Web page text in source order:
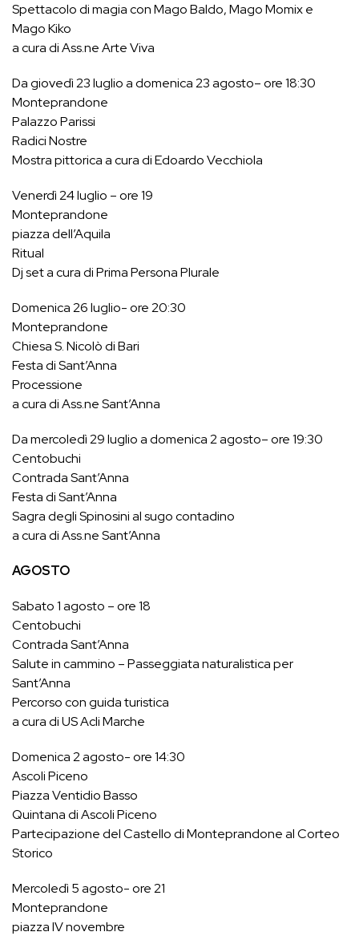
Spettacolo di magia con Mago Baldo, Mago Momix e
Mago Kiko
a cura di Ass.ne Arte Viva
Da giovedì 23 luglio a domenica 23 agosto– ore 18:30
Monteprandone
Palazzo Parissi
Radici Nostre
Mostra pittorica a cura di Edoardo Vecchiola
Venerdì 24 luglio – ore 19
Monteprandone
piazza dell’Aquila
Ritual
Dj set a cura di Prima Persona Plurale
Domenica 26 luglio- ore 20:30
Monteprandone
Chiesa S. Nicolò di Bari
Festa di Sant’Anna
Processione
a cura di Ass.ne Sant’Anna
Da mercoledì 29 luglio a domenica 2 agosto– ore 19:30
Centobuchi
Contrada Sant’Anna
Festa di Sant’Anna
Sagra degli Spinosini al sugo contadino
a cura di Ass.ne Sant’Anna
AGOSTO
Sabato 1 agosto – ore 18
Centobuchi
Contrada Sant’Anna
Salute in cammino – Passeggiata naturalistica per
Sant’Anna
Percorso con guida turistica
a cura di US Acli Marche
Domenica 2 agosto- ore 14:30
Ascoli Piceno
Piazza Ventidio Basso
Quintana di Ascoli Piceno
Partecipazione del Castello di Monteprandone al Corteo
Storico
Mercoledì 5 agosto- ore 21
Monteprandone
piazza IV novembre